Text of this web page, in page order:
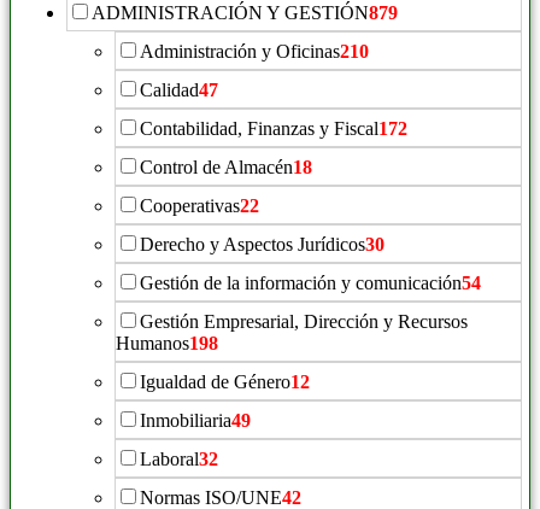
ADMINISTRACIÓN Y GESTIÓN879
Administración y Oficinas210
Calidad47
Contabilidad, Finanzas y Fiscal172
Control de Almacén18
Cooperativas22
Derecho y Aspectos Jurídicos30
Gestión de la información y comunicación54
Gestión Empresarial, Dirección y Recursos
Humanos198
Igualdad de Género12
Inmobiliaria49
Laboral32
Normas ISO/UNE42